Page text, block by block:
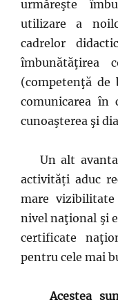
urmăreşte
utilizare a
cadrelor
îmbunătăţirea
(competenţă de
comunicarea în
cunoaşterea şi
Un alt avantaj
activități aduc
mare
nivel naţional şi
certificate
pentru cele mai
Acestea